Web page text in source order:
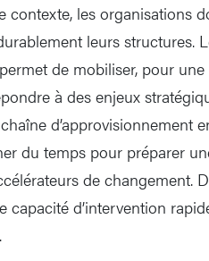
les organisations
leurs structures.
de mobiliser, pour
à des enjeux
chaîne
du temps pour préparer
de changement.
capacité d’intervention